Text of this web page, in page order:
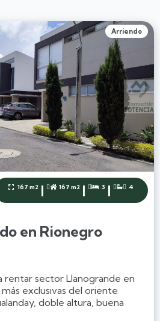
Arriendo
 167 m2 |  167 m2 |  3 |  4
en Rionegro
rentar sector Llanogrande en
exclusivas del oriente
doble altura, buena